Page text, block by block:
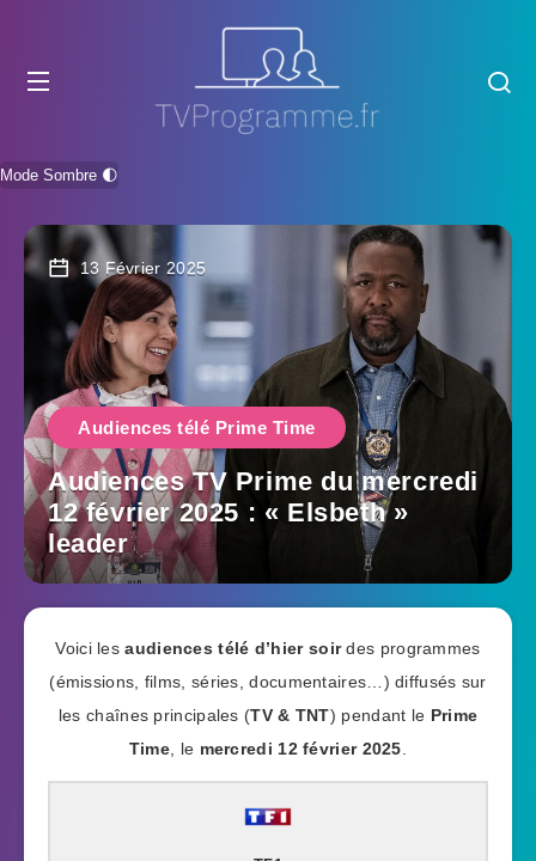
Mode Sombre 🌓
13 Février 2025
Audiences télé Prime Time
Audiences TV Prime du mercredi
12 février 2025 : « Elsbeth »
leader
Voici lesaudiences télé d’hier soirdes programmes
(émissions, films, séries, documentaires…) diffusés sur
les chaînes principales (TV & TNT) pendant le Prime
Time , le mercredi 12 février 2025